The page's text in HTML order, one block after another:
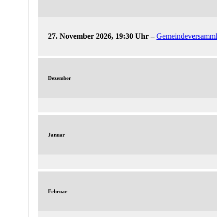
27. November 2026, 19:30 Uhr–
Dezember
Januar
Februar